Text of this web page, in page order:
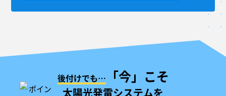
後付けでも… 「今」こそ
太陽光発電システムを